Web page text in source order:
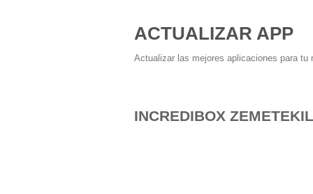
ACTUALIZAR APP
Actualizar las mejores aplicaciones para tu
INCREDIBOX